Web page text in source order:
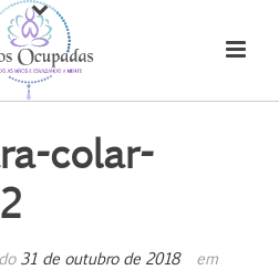
colar-
31 de outubro de 2018 em